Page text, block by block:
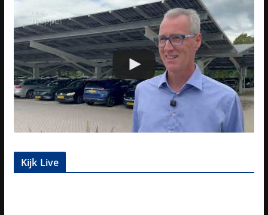
Kijk Live